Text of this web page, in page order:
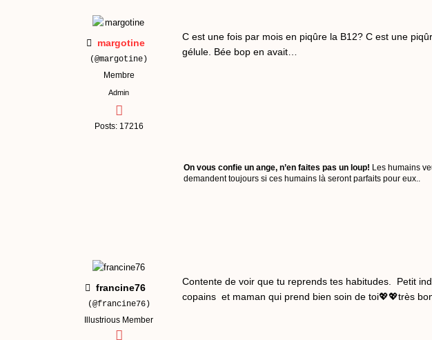
margotine
(@margotine)
Membre
Admin
Posts: 17216
C est une fois par mois en piqûre la B12? C est une
gélule. Bée bop en avait…
On vous confie un ange, n’en faites pas un loup! Les humains
demandent toujours si ces humains là seront parfaits pour eux..
francine76
(@francine76)
Illustrious Member
Contente de voir que tu reprends tes habitudes. Petit
copains et maman qui prend bien soin de toi💖💖très